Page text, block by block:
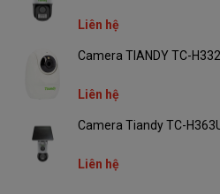
liệu chắc chắn, giúp camera có khả
được môi trường khắc nghiệt. Ngoài
của nhà sản xuất đến từ chất lượng
Liên hệ
Camera TIANDY TC-
Liên hệ
Camera Tiandy TC-
Liên hệ